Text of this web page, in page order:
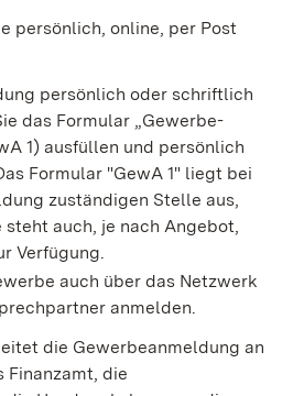
persönlich, online, per Post
persönlich oder schriftlich
das Formular „Gewerbe-
1) ausfüllen und persönlich
Formular "GewA 1" liegt bei
zuständigen Stelle aus,
steht auch, je nach Angebot,
Verfügung.
auch über das Netzwerk
anmelden.
die Gewerbeanmeldung an
Finanzamt, die